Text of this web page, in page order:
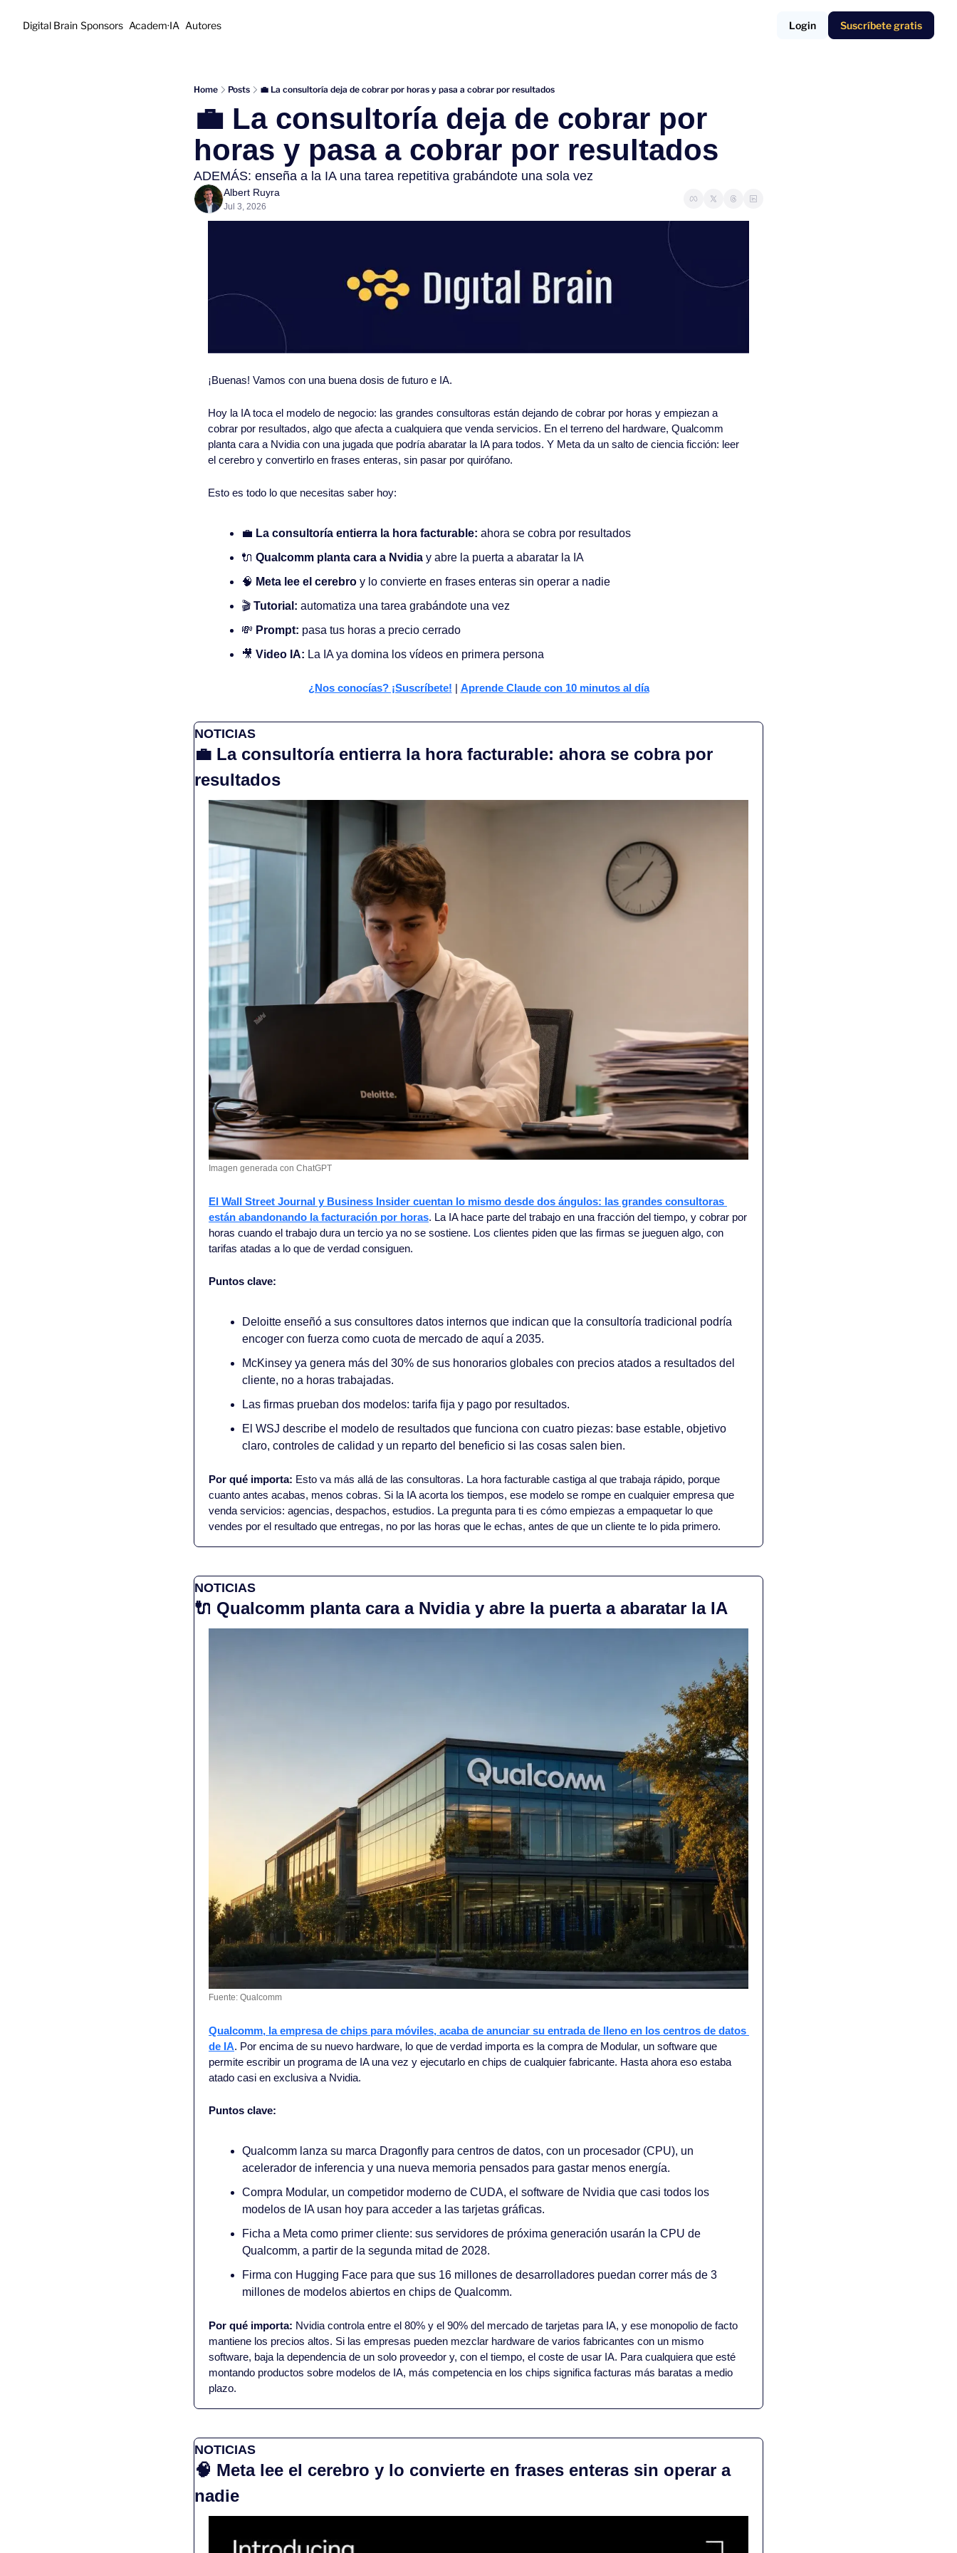
Digital Brain Sponsors Academ·IA Autores Login Suscríbete gratis
Home Posts 💼 La consultoría deja de cobrar por horas y pasa a cobrar por resultados
💼 La consultoría deja de cobrar por
horas y pasa a cobrar por resultados
ADEMÁS: enseña a la IA una tarea repetitiva grabándote una sola vez
Albert Ruyra
Jul 3, 2026
¡Buenas! Vamos con una buena dosis de futuro e IA.
Hoy la IA toca el modelo de negocio: las grandes consultoras están dejando de cobrar por horas y empiezan a
cobrar por resultados, algo que afecta a cualquiera que venda servicios. En el terreno del hardware, Qualcomm
planta cara a Nvidia con una jugada que podría abaratar la IA para todos. Y Meta da un salto de ciencia ficción: leer
el cerebro y convertirlo en frases enteras, sin pasar por quirófano.
Esto es todo lo que necesitas saber hoy:
💼 La consultoría entierra la hora facturable: ahora se cobra por resultados
🔌 Qualcomm planta cara a Nvidia y abre la puerta a abaratar la IA
🧠 Meta lee el cerebro y lo convierte en frases enteras sin operar a nadie
🎬 Tutorial: automatiza una tarea grabándote una vez
💸 Prompt: pasa tus horas a precio cerrado
🎥 Video IA: La IA ya domina los vídeos en primera persona
¿Nos conocías? ¡Suscríbete! | Aprende Claude con 10 minutos al día
NOTICIAS
💼 La consultoría entierra la hora facturable: ahora se cobra por
resultados
Imagen generada con ChatGPT
El Wall Street Journal y Business Insider cuentan lo mismo desde dos ángulos: las grandes consultoras
están abandonando la facturación por horas. La IA hace parte del trabajo en una fracción del tiempo, y cobrar por
horas cuando el trabajo dura un tercio ya no se sostiene. Los clientes piden que las firmas se jueguen algo, con
tarifas atadas a lo que de verdad consiguen.
Puntos clave:
Deloitte enseñó a sus consultores datos internos que indican que la consultoría tradicional podría
encoger con fuerza como cuota de mercado de aquí a 2035.
McKinsey ya genera más del 30% de sus honorarios globales con precios atados a resultados del
cliente, no a horas trabajadas.
Las firmas prueban dos modelos: tarifa fija y pago por resultados.
El WSJ describe el modelo de resultados que funciona con cuatro piezas: base estable, objetivo
claro, controles de calidad y un reparto del beneficio si las cosas salen bien.
Por qué importa: Esto va más allá de las consultoras. La hora facturable castiga al que trabaja rápido, porque
cuanto antes acabas, menos cobras. Si la IA acorta los tiempos, ese modelo se rompe en cualquier empresa que
venda servicios: agencias, despachos, estudios. La pregunta para ti es cómo empiezas a empaquetar lo que
vendes por el resultado que entregas, no por las horas que le echas, antes de que un cliente te lo pida primero.
NOTICIAS
🔌 Qualcomm planta cara a Nvidia y abre la puerta a abaratar la IA
Fuente: Qualcomm
Qualcomm, la empresa de chips para móviles, acaba de anunciar su entrada de lleno en los centros de datos
de IA. Por encima de su nuevo hardware, lo que de verdad importa es la compra de Modular, un software que
permite escribir un programa de IA una vez y ejecutarlo en chips de cualquier fabricante. Hasta ahora eso estaba
atado casi en exclusiva a Nvidia.
Puntos clave:
Qualcomm lanza su marca Dragonfly para centros de datos, con un procesador (CPU), un
acelerador de inferencia y una nueva memoria pensados para gastar menos energía.
Compra Modular, un competidor moderno de CUDA, el software de Nvidia que casi todos los
modelos de IA usan hoy para acceder a las tarjetas gráficas.
Ficha a Meta como primer cliente: sus servidores de próxima generación usarán la CPU de
Qualcomm, a partir de la segunda mitad de 2028.
Firma con Hugging Face para que sus 16 millones de desarrolladores puedan correr más de 3
millones de modelos abiertos en chips de Qualcomm.
Por qué importa: Nvidia controla entre el 80% y el 90% del mercado de tarjetas para IA, y ese monopolio de facto
mantiene los precios altos. Si las empresas pueden mezclar hardware de varios fabricantes con un mismo
software, baja la dependencia de un solo proveedor y, con el tiempo, el coste de usar IA. Para cualquiera que esté
montando productos sobre modelos de IA, más competencia en los chips significa facturas más baratas a medio
plazo.
NOTICIAS
🧠 Meta lee el cerebro y lo convierte en frases enteras sin operar a
nadie